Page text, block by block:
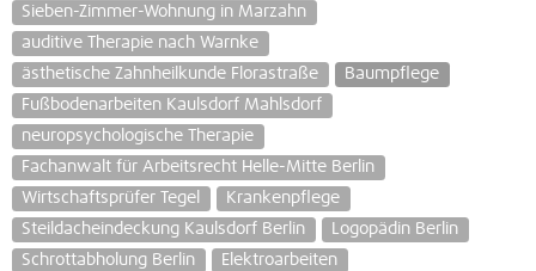
Sieben-Zimmer-Wohnung in Marzahn
auditive Therapie nach Warnke
ästhetische Zahnheilkunde Florastraße
Baumpflege
Fußbodenarbeiten Kaulsdorf Mahlsdorf
neuropsychologische Therapie
Fachanwalt für Arbeitsrecht Helle-Mitte Berlin
Wirtschaftsprüfer Tegel
Krankenpflege
Steildacheindeckung Kaulsdorf Berlin
Logopädin Berlin
Schrottabholung Berlin
Elektroarbeiten